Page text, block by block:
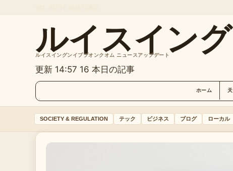
ルイスイン
ルイスイングンイププオンクオム ニュースアップデート
更新 14:57 16 本日の記事
ホーム
SOCIETY & REGULATION テック ビジネス ブログ ローカル